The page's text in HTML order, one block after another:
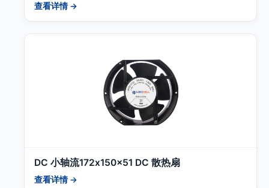
查看详情 →
DC 小轴流172x150x51 DC 散热扇
查看详情 →